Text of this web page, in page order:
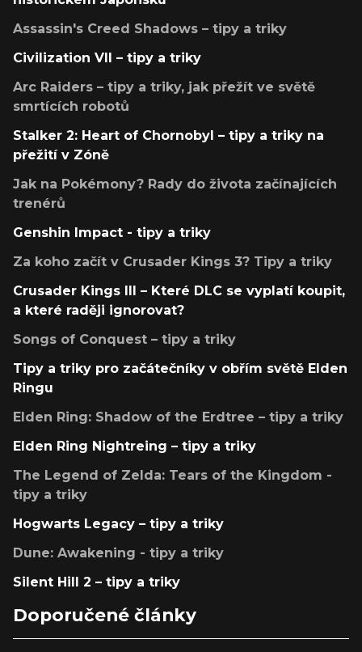
Assassin's Creed Shadows – tipy a triky
Civilization VII – tipy a triky
Arc Raiders – tipy a triky, jak přežít ve světě
smrtících robotů
Stalker 2: Heart of Chornobyl – tipy a triky na
přežití v Zóně
Jak na Pokémony? Rady do života začínajících
trenérů
Genshin Impact - tipy a triky
Za koho začít v Crusader Kings 3? Tipy a triky
Crusader Kings III – Které DLC se vyplatí koupit,
a které raději ignorovat?
Songs of Conquest – tipy a triky
Tipy a triky pro začátečníky v obřím světě Elden
Ringu
Elden Ring: Shadow of the Erdtree – tipy a triky
Elden Ring Nightreing – tipy a triky
The Legend of Zelda: Tears of the Kingdom -
tipy a triky
Hogwarts Legacy – tipy a triky
Dune: Awakening - tipy a triky
Silent Hill 2 – tipy a triky
Doporučené články